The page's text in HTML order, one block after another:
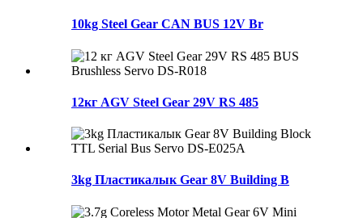
10kg Steel Gear CAN BUS 12V Br
12кг AGV Steel Gear 29V RS 485
3kg Пластикалык Gear 8V Building B